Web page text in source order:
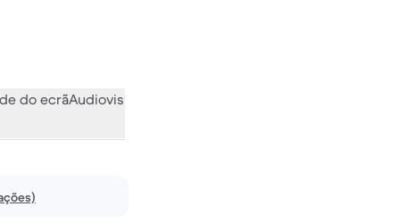
do ecrãAudiovisual